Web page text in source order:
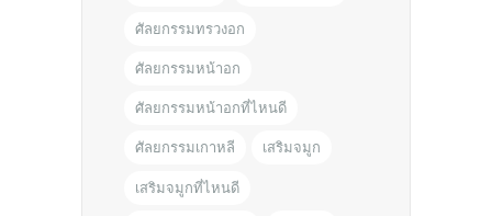
ศัลยกรรมทรวงอก
ศัลยกรรมหน้าอก
ศัลยกรรมหน้าอกที่ไหนดี
ศัลยกรรมเกาหลี เสริมจมูก
เสริมจมูกที่ไหนดี